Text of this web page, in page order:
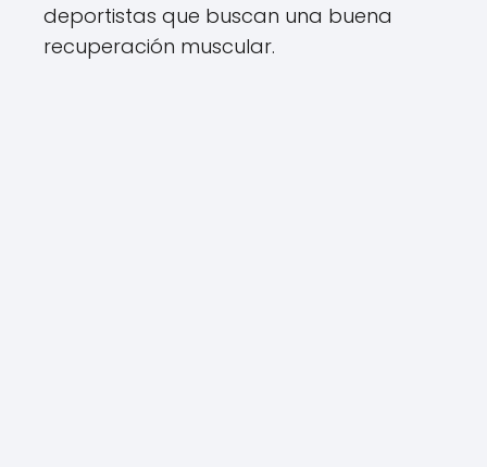
deportistas que buscan una buena
recuperación muscular.